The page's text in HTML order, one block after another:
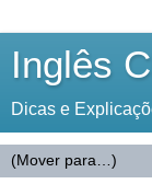
Inglês
Dicas e